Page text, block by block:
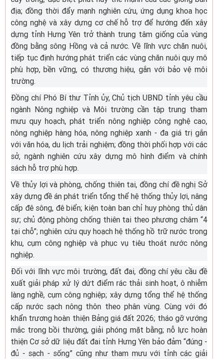
địa; đồng thời đẩy mạnh nghiên cứu, ứng dụng khoa học
công nghệ và xây dựng cơ chế hỗ trợ để hướng đến xây
dựng tỉnh Hưng Yên trở thành trung tâm giống của vùng
đồng bằng sông Hồng và cả nước. Về lĩnh vực chăn nuôi,
tiếp tục định hướng phát triển các vùng chăn nuôi quy mô
phù hợp, bền vững, có thương hiệu, gắn với bảo vệ môi
trường.
Đồng chí Phó Bí thư Tỉnh ủy, Chủ tịch UBND tỉnh yêu cầu
ngành Nông nghiệp và Môi trường cần tập trung tham
mưu quy hoạch, phát triển nông nghiệp công nghệ cao,
nông nghiệp hàng hóa, nông nghiệp xanh - đa giá trị gắn
với văn hóa, du lịch trải nghiệm; đồng thời phối hợp với các
sở, ngành nghiên cứu xây dựng mô hình điểm và chính
sách hỗ trợ phù hợp.
Về thủy lợi và phòng, chống thiên tai, đồng chí đề nghị Sở
xây dựng đề án phát triển tổng thể hệ thống thủy lợi, nâng
cấp đê sông, đê biển; kiện toàn ban chỉ huy phòng thủ dân
sự; chủ động phòng chống thiên tai theo phương châm “4
tại chỗ”; nghiên cứu quy hoạch hệ thống hồ trữ nước trong
khu, cụm công nghiệp và phục vụ tiêu thoát nước nông
nghiệp.
Đối với lĩnh vực môi trường, đất đai, đồng chí yêu cầu đề
xuất giải pháp xử lý dứt điểm rác thải sinh hoạt, ô nhiễm
làng nghề, cụm công nghiệp; xây dựng tổng thể hệ thống
cấp nước sạch nông thôn theo phân vùng. Cùng với đó
khẩn trương hoàn thiện Bảng giá đất 2026; tháo gỡ vướng
mắc trong bồi thường, giải phóng mặt bằng; nỗ lực hoàn
thiện Cơ sở dữ liệu đất đai tỉnh Hưng Yên bảo đảm “đúng -
đủ - sạch - sống” cũng như tham mưu với tỉnh các giải